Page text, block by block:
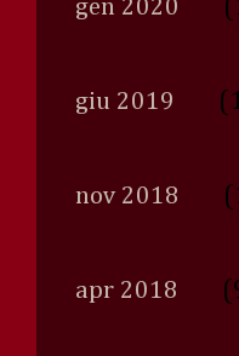
gen 2020
giu 2019
nov 2018
apr 2018